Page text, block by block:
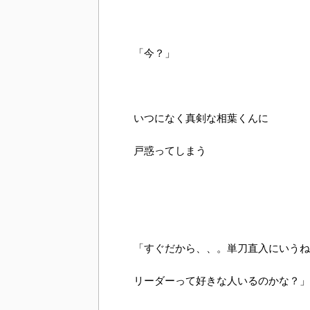
「今？」
いつになく真剣な相葉くんに
戸惑ってしまう
「すぐだから、、。単刀直入にいう
リーダーって好きな人いるのかな？」